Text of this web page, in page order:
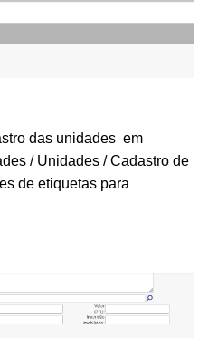
das unidades em
/ Unidades / Cadastro de
de etiquetas para